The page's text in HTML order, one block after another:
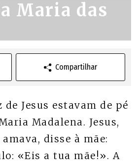
Maria das
Compartilhar
de Jesus estavam de pé
Madalena. Jesus,
disse à mãe:
«Eis a tua mãe!». A